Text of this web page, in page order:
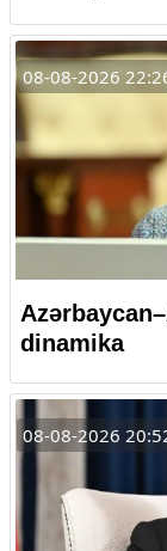
08-08-2026
dinamika
08-08-2026